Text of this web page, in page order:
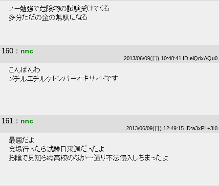
ノー勉強で危険物の試験受けてくる
多分ただの金の無駄になる
160 ： nnc
2013/06/09(日) 10:48:41 ID:eiQdxAQu0
こんばんわ
メチルエチルケトンパーオキサイドです
161 ： nnc
2013/06/09(日) 12:49:15 ID:a3xPL+3I0
最悪だよ
会場行ったら試験日来週だったよ
お陰で見知らぬ高校のなか一通り不法侵入しちまったよ